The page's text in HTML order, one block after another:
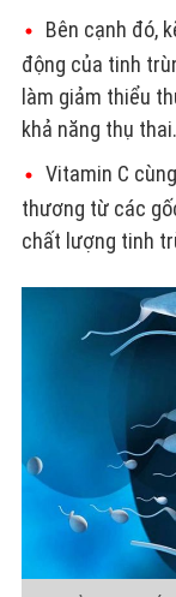
Bên cạnh đó,
động của tinh
làm giảm thiểu
khả năng thụ thai.
Vitamin C
thương từ các
chất lượng tinh